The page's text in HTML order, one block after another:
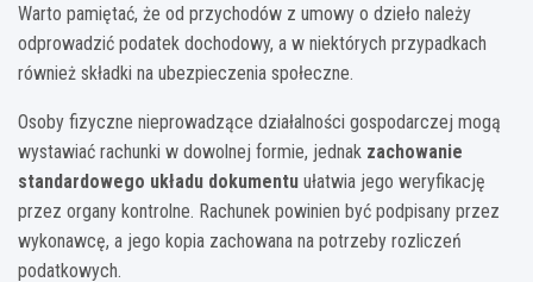
Warto pamiętać, że od przychodów z umowy o dzieło należy
odprowadzić podatek dochodowy, a w niektórych przypadkach
również składki na ubezpieczenia społeczne.
Osoby fizyczne nieprowadzące działalności gospodarczej mogą
wystawiać rachunki w dowolnej formie, jednak zachowanie
standardowego układu dokumentu ułatwia jego weryfikację
przez organy kontrolne. Rachunek powinien być podpisany przez
wykonawcę, a jego kopia zachowana na potrzeby rozliczeń
podatkowych.